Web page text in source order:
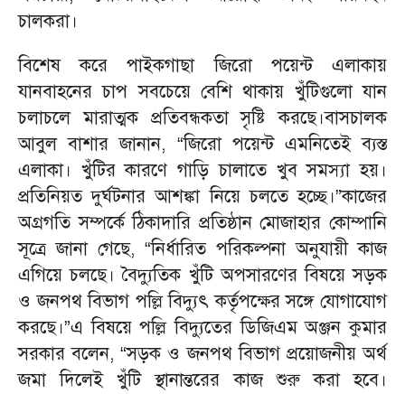
চালকরা।
বিশেষ করে পাইকগাছা জিরো পয়েন্ট এলাকায়
যানবাহনের চাপ সবচেয়ে বেশি থাকায় খুঁটিগুলো যান
চলাচলে মারাত্মক প্রতিবন্ধকতা সৃষ্টি করছে।বাসচালক
আবুল বাশার জানান, “জিরো পয়েন্ট এমনিতেই ব্যস্ত
এলাকা। খুঁটির কারণে গাড়ি চালাতে খুব সমস্যা হয়।
প্রতিনিয়ত দুর্ঘটনার আশঙ্কা নিয়ে চলতে হচ্ছে।”কাজের
অগ্রগতি সম্পর্কে ঠিকাদারি প্রতিষ্ঠান মোজাহার কোম্পানি
সূত্রে জানা গেছে, “নির্ধারিত পরিকল্পনা অনুযায়ী কাজ
এগিয়ে চলছে। বৈদ্যুতিক খুঁটি অপসারণের বিষয়ে সড়ক
ও জনপথ বিভাগ পল্লি বিদ্যুৎ কর্তৃপক্ষের সঙ্গে যোগাযোগ
করছে।”এ বিষয়ে পল্লি বিদ্যুতের ডিজিএম অঞ্জন কুমার
সরকার বলেন, “সড়ক ও জনপথ বিভাগ প্রয়োজনীয় অর্থ
জমা দিলেই খুঁটি স্থানান্তরের কাজ শুরু করা হবে।